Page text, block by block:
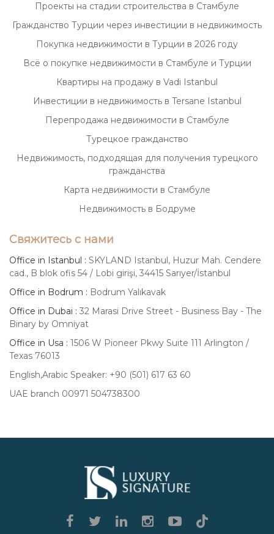
Проекты на стадии строительства в Стамбуле
Гражданство Турции через инвестиции в недвижимость
Покупка недвижимости в Турции в 2026 году
Всё о покупке недвижимости в Стамбуле и Турции
Квартиры на продажу в Vadi Istanbul
Инвестиции в недвижимость в Tersane Istanbul
Перепродажа недвижимости в Стамбуле
Турецкое гражданство
Недвижимость, подходящая для получения турецкого
гражданства
Карта недвижимости в Стамбуле
Недвижимость в Бодруме
Свяжитесь с нами
Office in Istanbul : SKYLAND Istanbul, Huzur Mah. Cendere
cad., B blok ofis 54 / Lobi girişi, 34415 Sarıyer/İstanbul
Office in Bodrum : Bodrum Yalıkavak
Office in Dubai : 32 Marasi Drive Street - Business Bay - The
Binary by Omniyat
Office in Usa : 1506 W Pioneer Pkwy Suite 111 Arlington /
Texas 76013
English,Arabic Speaker: +90 (501) 617 63 60
UAE branch 00971 504738300